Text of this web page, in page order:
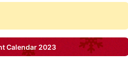
Calendar 2023